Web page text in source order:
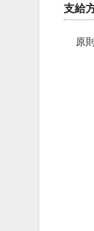
支給
原